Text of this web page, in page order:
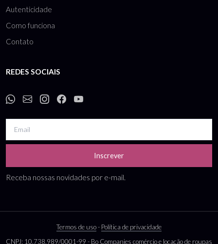
Autenticidade
Como funciona
Contato
REDES SOCIAIS
Inscrever
Receba nossas novidades por e-mail.
Termos de uso- Política de privacidade
CNPJ: 10.738.989/0001-99 - Bo Companies comércio e locação de roupas